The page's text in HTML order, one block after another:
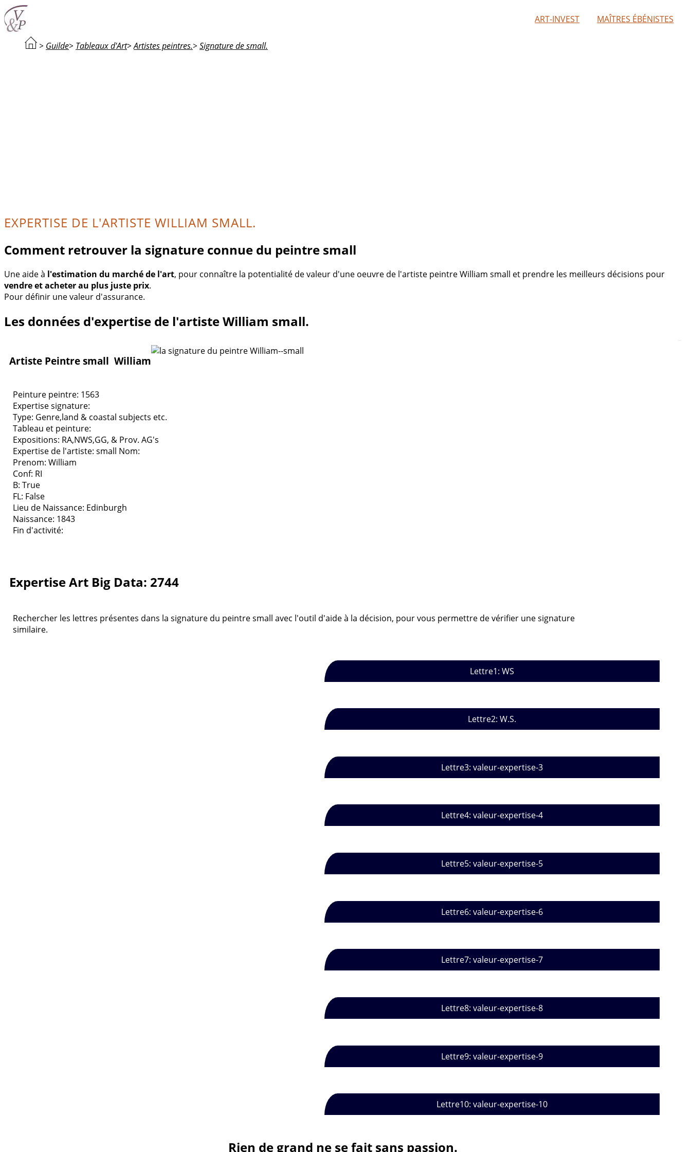
ART-INVEST MAÎTRES ÉBÉNISTES
> Guilde> Tableaux d'Art>Artistes peintres.> Signature de small.
EXPERTISE DE L'ARTISTE WILLIAM SMALL.
Comment retrouver la signature connue du peintre small
Une aide à l'estimation du marché de l'art, pour connaître la potentialité de valeur d'une oeuvre de l'artiste peintre William small et prendre les meilleurs décisions pour
vendre et acheter au plus juste prix.
Pour définir une valeur d'assurance.
Les données d'expertise de l'artiste William small.
Artiste Peintre small William
Peinture peintre: 1563
Expertise signature:
Type: Genre,land & coastal subjects etc.
Tableau et peinture:
Expositions: RA,NWS,GG, & Prov. AG's
Expertise de l'artiste: small Nom:
Prenom: William
Conf: RI
B: True
FL: False
Lieu de Naissance: Edinburgh
Naissance: 1843
Fin d'activité:
Expertise Art Big Data: 2744
Rechercher les lettres présentes dans la signature du peintre small avec l'outil d'aide à la décision, pour vous permettre de vérifier une signature
similaire.
Lettre1: WS
Lettre2: W.S.
Lettre3: valeur-expertise-3
Lettre4: valeur-expertise-4
Lettre5: valeur-expertise-5
Lettre6: valeur-expertise-6
Lettre7: valeur-expertise-7
Lettre8: valeur-expertise-8
Lettre9: valeur-expertise-9
Lettre10: valeur-expertise-10
Rien de grand ne se fait sans passion.